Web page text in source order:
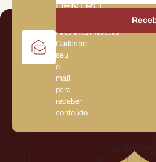
DENTRO
NOVIDADES
Cadastre
seu
e-
mail
para
receber
conteúdo